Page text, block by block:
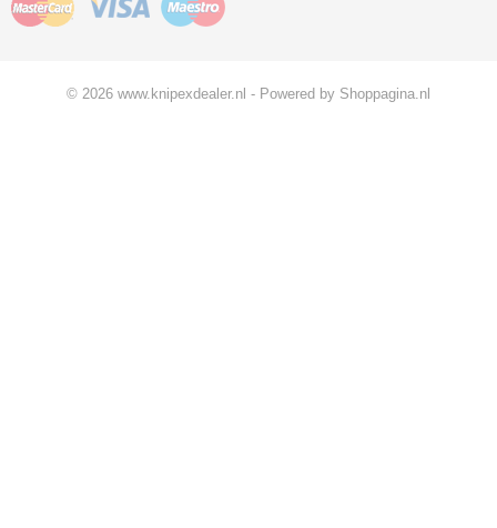
© 2026 www.knipexdealer.nl - Powered by Shoppagina.nl